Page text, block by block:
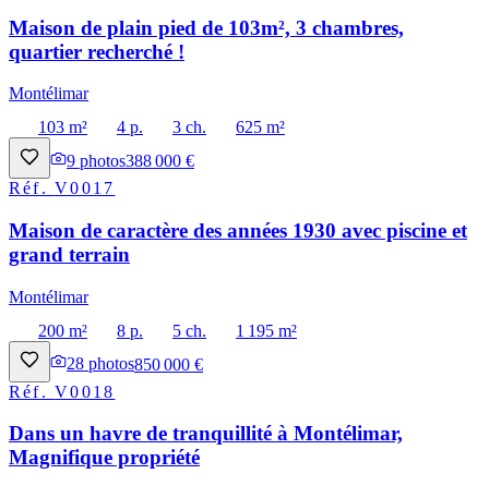
Maison de plain pied de 103m², 3 chambres,
quartier recherché !
Montélimar
103 m²
4 p. 3 ch.
625 m²
9 photos388 000 €
Réf.V0017
Maison de caractère des années 1930 avec piscine et
grand terrain
Montélimar
200 m²
8 p. 5 ch.
1 195 m²
28 photos850 000 €
Réf.V0018
Dans un havre de tranquillité à Montélimar,
Magnifique propriété